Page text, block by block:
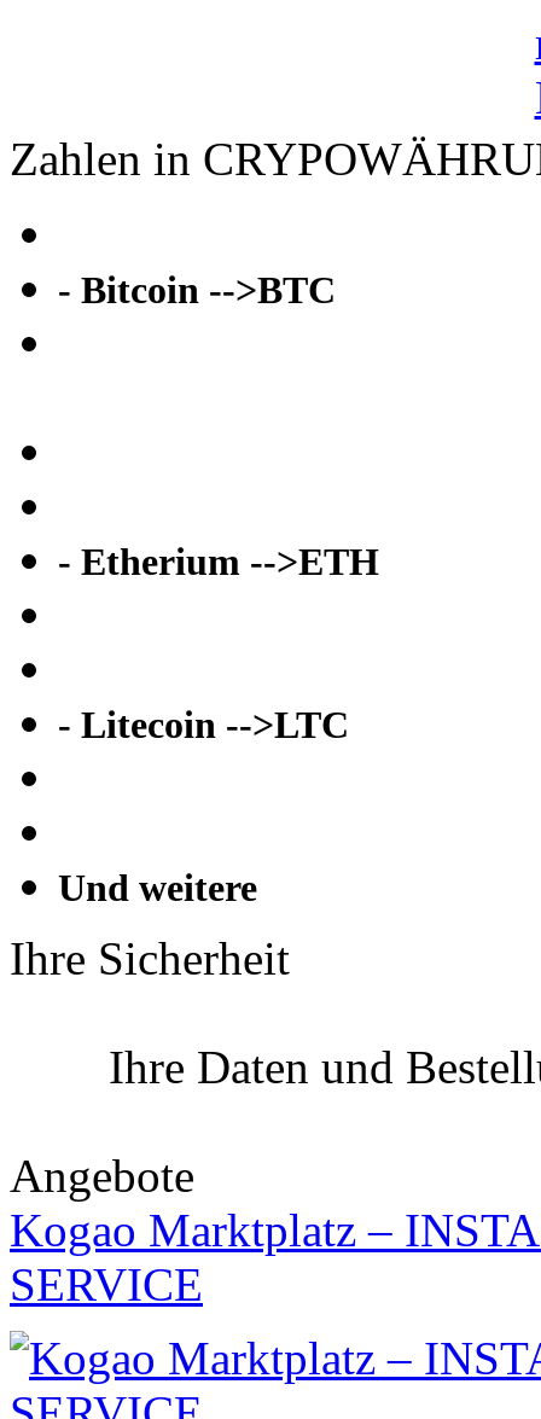
Zahlen in
- Bitcoin -->BTC
- Etherium -->ETH
- Litecoin -->LTC
Und weitere
Ihre Sicherheit
Ihre Daten und
Angebote
Kogao Marktplatz –
SERVICE